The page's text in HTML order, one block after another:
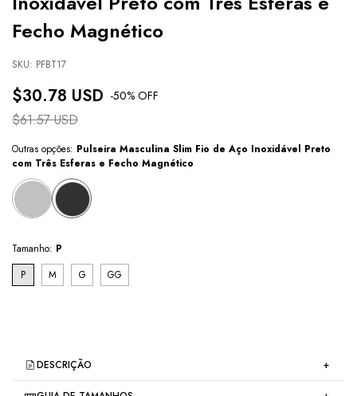
Fecho Magnético
SKU: PFBT17
$30.78 USD -50% OFF
$61.57 USD
Outras opções: Pulseira Masculina Slim Fio de Aço Inoxidável Preto
com Três Esferas e Fecho Magnético
Tamanho: P
P
M G GG
DESCRIÇÃO